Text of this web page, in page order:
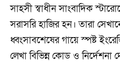
সাহসী স্বাধীন সাংবাদিক
সরাসরি হাজির হন। তারা
ধ্বংসাবশেষের গায়ে স্পষ্ট
লেখা বিভিন্ন কোড ও নির্দেশনা